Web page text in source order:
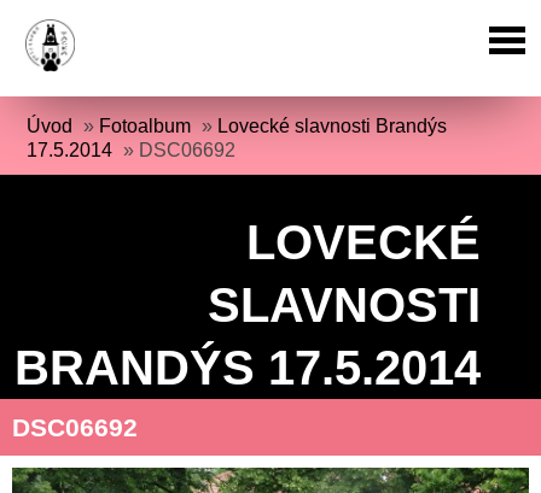
Úvod » Fotoalbum » Lovecké slavnosti Brandýs
17.5.2014 » DSC06692
LOVECKÉ
SLAVNOSTI
BRANDÝS 17.5.2014
DSC06692